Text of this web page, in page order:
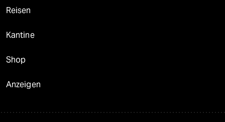
Reisen
Kantine
Shop
Anzeigen